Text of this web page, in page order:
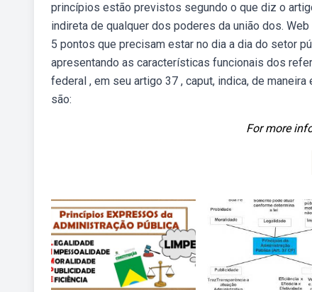
princípios estão previstos segundo o que diz o
indireta de qualquer dos poderes da união dos.
5 pontos que precisam estar no dia a dia do setor
apresentando as características funcionais dos
federal , em seu artigo 37 , caput, indica, de
são:
For more